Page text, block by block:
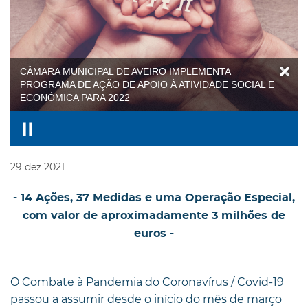
CÂMARA MUNICIPAL DE AVEIRO IMPLEMENTA
PROGRAMA DE AÇÃO DE APOIO À ATIVIDADE SOCIAL E
ECONÓMICA PARA 2022
29 dez 2021
- 14 Ações, 37 Medidas e uma Operação Especial,
com valor de aproximadamente 3 milhões de
euros -
O Combate à Pandemia do Coronavírus / Covid-19
passou a assumir desde o início do mês de março